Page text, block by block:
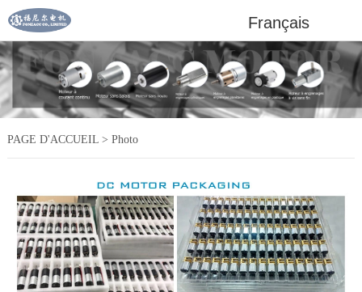
Français
PAGE D'ACCUEIL> Photo